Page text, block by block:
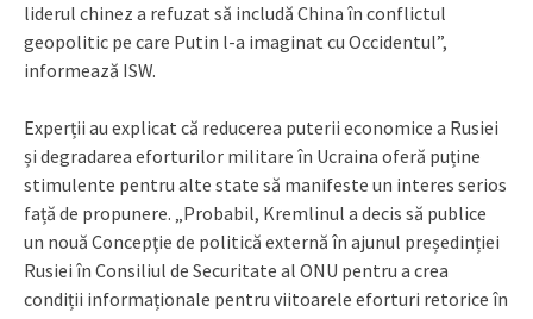
liderul chinez a refuzat să includă China în conflictul
geopolitic pe care Putin l-a imaginat cu Occidentul”,
informează ISW.
Experții au explicat că reducerea puterii economice a Rusiei
și degradarea eforturilor militare în Ucraina oferă puține
stimulente pentru alte state să manifeste un interes serios
față de propunere. „Probabil, Kremlinul a decis să publice
un nouă Concepţie de politică externă în ajunul președinției
Rusiei în Consiliul de Securitate al ONU pentru a crea
condiții informaționale pentru viitoarele eforturi retorice în